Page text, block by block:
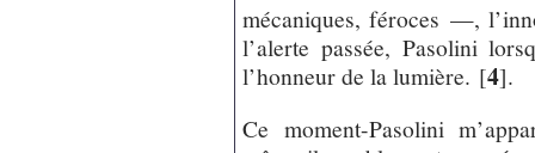
mécaniques, féroces —,
l’alerte passée, Pasolini
l’honneur de la lumière. [4].
Ce moment-Pasolini